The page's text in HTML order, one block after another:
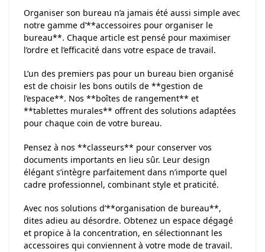
Organiser son bureau n’a jamais été aussi simple avec
notre gamme d’**accessoires pour organiser le
bureau**. Chaque article est pensé pour maximiser
l’ordre et l’efficacité dans votre espace de travail.
L’un des premiers pas pour un bureau bien organisé
est de choisir les bons outils de **gestion de
l’espace**. Nos **boîtes de rangement** et
**tablettes murales** offrent des solutions adaptées
pour chaque coin de votre bureau.
Pensez à nos **classeurs** pour conserver vos
documents importants en lieu sûr. Leur design
élégant s’intègre parfaitement dans n’importe quel
cadre professionnel, combinant style et praticité.
Avec nos solutions d’**organisation de bureau**,
dites adieu au désordre. Obtenez un espace dégagé
et propice à la concentration, en sélectionnant les
accessoires qui conviennent à votre mode de travail.